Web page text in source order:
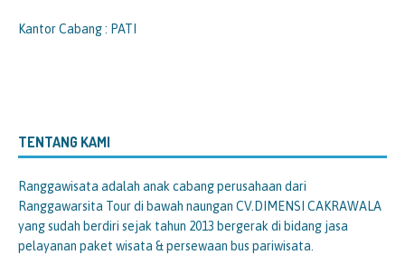
Kantor Cabang : PATI
TENTANG KAMI
Ranggawisata adalah anak cabang perusahaan dari
Ranggawarsita Tour di bawah naungan CV.DIMENSI CAKRAWALA
yang sudah berdiri sejak tahun 2013 bergerak di bidang jasa
pelayanan paket wisata & persewaan bus pariwisata.